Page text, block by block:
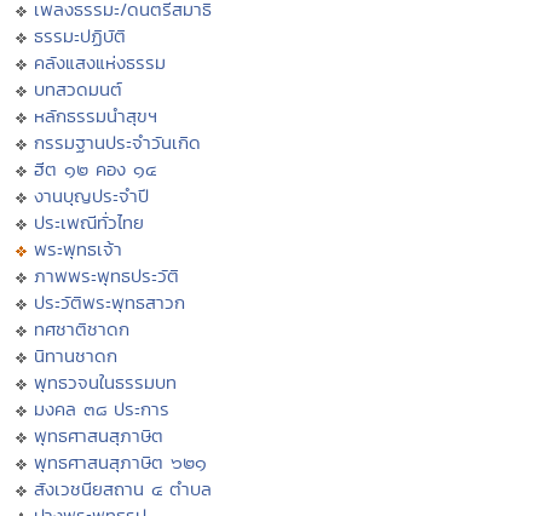
เพลงธรรมะ/ดนตรีสมาธิ
ธรรมะปฏิบัติ
คลังแสงแห่งธรรม
บทสวดมนต์
หลักธรรมนำสุขฯ
กรรมฐานประจำวันเกิด
ฮีต ๑๒ คอง ๑๔
งานบุญประจำปี
ประเพณีทั่วไทย
พระพุทธเจ้า
ภาพพระพุทธประวัติ
ประวัติพระพุทธสาวก
ทศชาติชาดก
นิทานชาดก
พุทธวจนในธรรมบท
มงคล ๓๘ ประการ
พุทธศาสนสุภาษิต
พุทธศาสนสุภาษิต ๖๒๑
สังเวชนียสถาน ๔ ตำบล